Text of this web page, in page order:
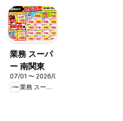
業務 スーパ
ー 南関東
07/01 〜 2026/08/31
業務 スーパー